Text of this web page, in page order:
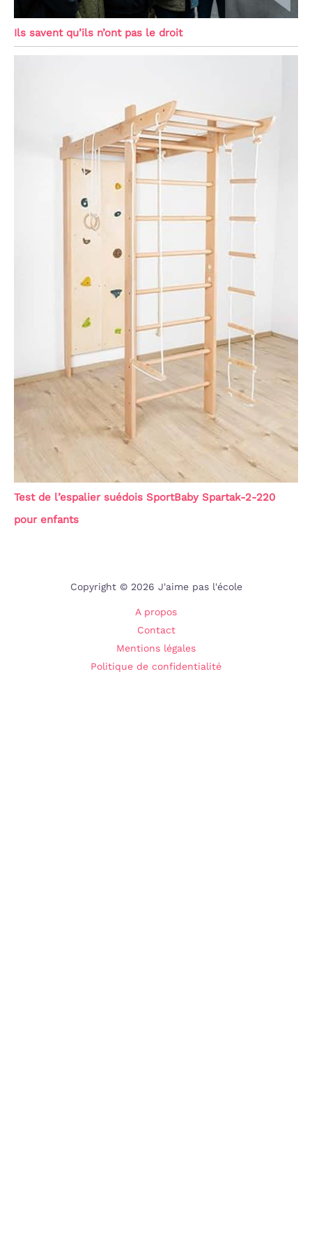
Ils savent qu’ils n’ont pas le droit
Test de l’espalier suédois SportBaby Spartak-2-220
pour enfants
Copyright © 2026 J'aime pas l'école
A propos
Contact
Mentions légales
Politique de confidentialité